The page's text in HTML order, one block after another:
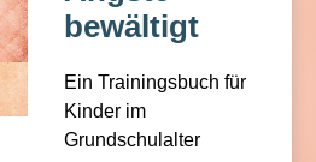
bewältigt
Ein Trainingsbuch für
Kinder im
Grundschulalter